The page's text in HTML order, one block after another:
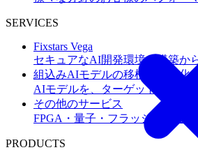
SERVICES
Fixstars Vega
セキュアなAI開発環境の構築か
組込みAIモデルの移植・高速化
AIモデルを、ターゲットハード
その他のサービス
FPGA・量子・フラッシュメモ
PRODUCTS